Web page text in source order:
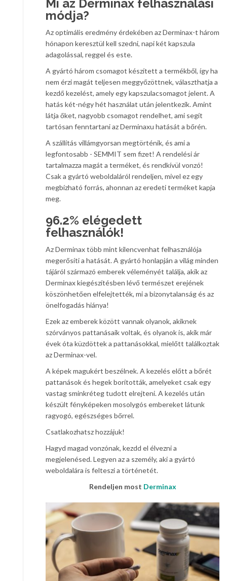
Mi az Derminax felhasználási
módja?
Az optimális eredmény érdekében az Derminax-t három
hónapon keresztül kell szedni, napi két kapszula
adagolással, reggel és este.
A gyártó három csomagot készített a termékből, így ha
nem érzi magát teljesen meggyőzöttnek, választhatja a
kezdő kezelést, amely egy kapszulacsomagot jelent. A
hatás két-négy hét használat után jelentkezik. Amint
látja őket, nagyobb csomagot rendelhet, ami segít
tartósan fenntartani az Derminaxu hatását a bőrén.
A szállítás villámgyorsan megtörténik, és ami a
legfontosabb - SEMMIT sem fizet! A rendelési ár
tartalmazza magát a terméket, és rendkívül vonzó!
Csak a gyártó weboldaláról rendeljen, mivel ez egy
megbízható forrás, ahonnan az eredeti terméket kapja
meg.
96.2% elégedett
felhasználók!
Az Derminax több mint kilencvenhat felhasználója
megerősíti a hatását. A gyártó honlapján a világ minden
tájáról származó emberek véleményét találja, akik az
Derminax kiegészítésben lévő természet erejének
köszönhetően elfelejtették, mi a bizonytalanság és az
önelfogadás hiánya!
Ezek az emberek között vannak olyanok, akiknek
szórványos pattanásaik voltak, és olyanok is, akik már
évek óta küzdöttek a pattanásokkal, mielőtt találkoztak
az Derminax-vel.
A képek magukért beszélnek. A kezelés előtt a bőrét
pattanások és hegek borították, amelyeket csak egy
vastag sminkréteg tudott elrejteni. A kezelés után
készült fényképeken mosolygós embereket látunk
ragyogó, egészséges bőrrel.
Csatlakozhatsz hozzájuk!
Hagyd magad vonzónak, kezdd el élvezni a
megjelenésed. Legyen az a személy, aki a gyártó
weboldalára is felteszi a történetét.
Rendeljen most Derminax